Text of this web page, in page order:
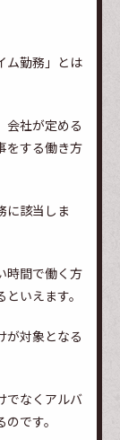
ム勤務」とは
会社が定める
をする働き方
に該当しま
時間で働く方
いえます。
が対象となる
でなくアルバ
です。